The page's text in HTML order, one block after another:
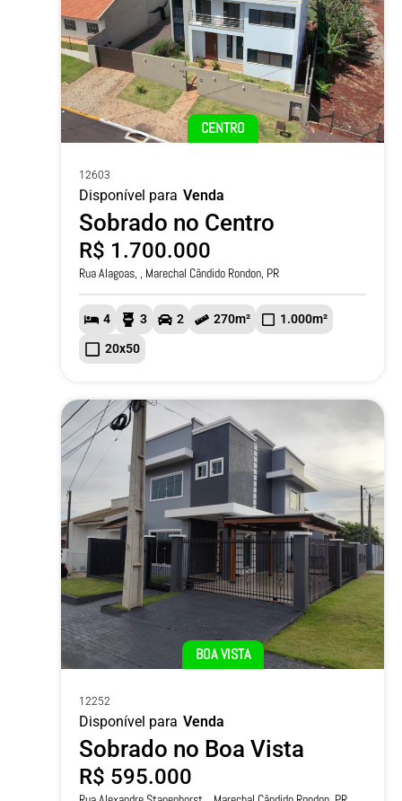
CENTRO
12603
Disponível para Venda
Sobrado no Centro
R$ 1.700.000
Rua Alagoas, , Marechal Cândido Rondon, PR
4 3 2 270m² 1.000m²
20x50
BOA VISTA
12252
Disponível para Venda
Sobrado no Boa Vista
R$ 595.000